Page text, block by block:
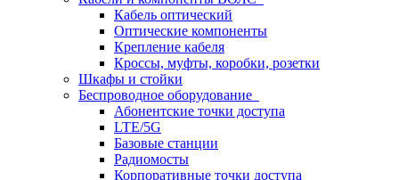
Кабель оптический
Оптические компоненты
Крепление кабеля
Кроссы, муфты, коробки, розетки
Шкафы и стойки
Беспроводное оборудование
Абонентские точки доступа
LTE/5G
Базовые станции
Радиомосты
Корпоративные точки доступа